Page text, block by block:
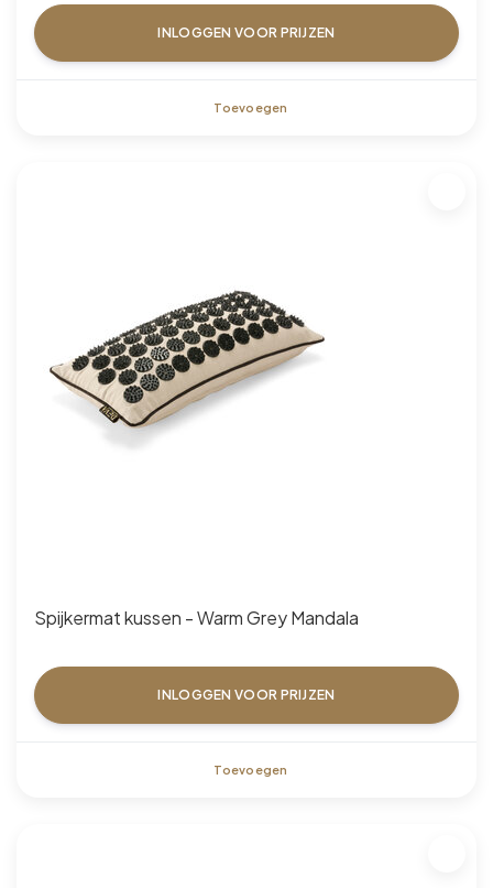
INLOGGEN VOOR PRIJZEN
Toevoegen
Spijkermat kussen - Warm Grey Mandala
INLOGGEN VOOR PRIJZEN
Toevoegen